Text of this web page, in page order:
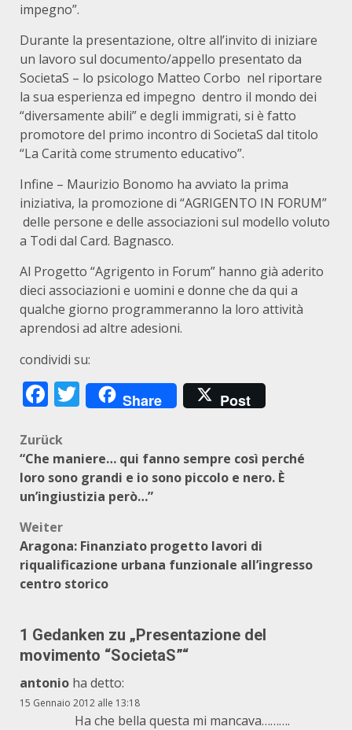
impegno”.
Durante la presentazione, oltre all’invito di iniziare
un lavoro sul documento/appello presentato da
SocietaS – lo psicologo Matteo Corbo nel riportare
la sua esperienza ed impegno dentro il mondo dei
“diversamente abili” e degli immigrati, si è fatto
promotore del primo incontro di SocietaS dal titolo
“La Carità come strumento educativo”.
Infine – Maurizio Bonomo ha avviato la prima
iniziativa, la promozione di “AGRIGENTO IN FORUM”
delle persone e delle associazioni sul modello voluto
a Todi dal Card. Bagnasco.
Al Progetto “Agrigento in Forum” hanno già aderito
dieci associazioni e uomini e donne che da qui a
qualche giorno programmeranno la loro attività
aprendosi ad altre adesioni.
condividi su:
Facebook
Twitter
Share Post
Beitragsnavigation
Zurück
“Che maniere… qui fanno sempre così perché
loro sono grandi e io sono piccolo e nero. È
un’ingiustizia però…”
Weiter
Aragona: Finanziato progetto lavori di
riqualificazione urbana funzionale all’ingresso
centro storico
1 Gedanken zu „Presentazione del
movimento “SocietaS”“
antonio ha detto:
15 Gennaio 2012 alle 13:18
Ha che bella questa mi mancava……….